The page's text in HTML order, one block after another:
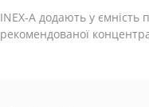
INEX-A додають у ємність
рекомендованої